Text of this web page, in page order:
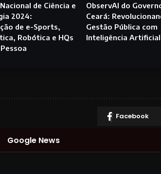
de Ciência e
2024:
de e-Sports,
Robótica e HQs
ObservAI do
Ceará:
Gestão Pública com
Inteligência Artificial
Facebook
Google News